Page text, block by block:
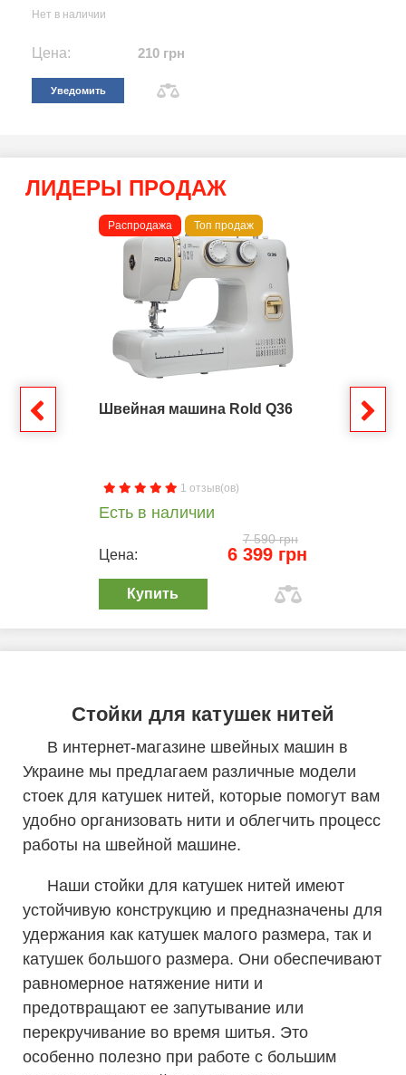
Нет в наличии
Цена: 210 грн
Уведомить
ЛИДЕРЫ ПРОДАЖ
Распродажа Топ продаж
Швейная машина Rold Q36
1 отзыв(ов)
Есть в наличии
7 590 грн
Цена: 6 399 грн
Купить
Стойки для катушек нитей
В интернет-магазине швейных машин в
Украине мы предлагаем различные модели
стоек для катушек нитей, которые помогут вам
удобно организовать нити и облегчить процесс
работы на швейной машине.
Наши стойки для катушек нитей имеют
устойчивую конструкцию и предназначены для
удержания как катушек малого размера, так и
катушек большого размера. Они обеспечивают
равномерное натяжение нити и
предотвращают ее запутывание или
перекручивание во время шитья. Это
особенно полезно при работе с большим